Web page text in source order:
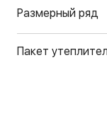
Размерный ряд
Пакет